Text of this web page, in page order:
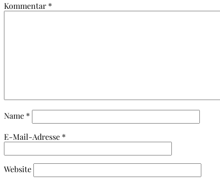
Kommentar *
Name *
E-Mail-Adresse *
Website